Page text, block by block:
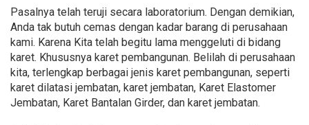
Pasalnya telah teruji secara laboratorium. Dengan demikian,
Anda tak butuh cemas dengan kadar barang di perusahaan
kami. Karena Kita telah begitu lama menggeluti di bidang
karet. Khususnya karet pembangunan. Belilah di perusahaan
kita, terlengkap berbagai jenis karet pembangunan, seperti
karet dilatasi jembatan, karet jembatan, Karet Elastomer
Jembatan, Karet Bantalan Girder, dan karet jembatan.